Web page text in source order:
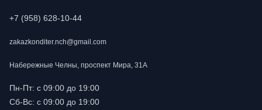
+7 (958) 628-10-44
zakazkonditer.nch@gmail.com
Набережные Челны, проспект Мира, 31А
Пн-Пт: с 09:00 до 19:00
Сб-Вс: с 09:00 до 19:00